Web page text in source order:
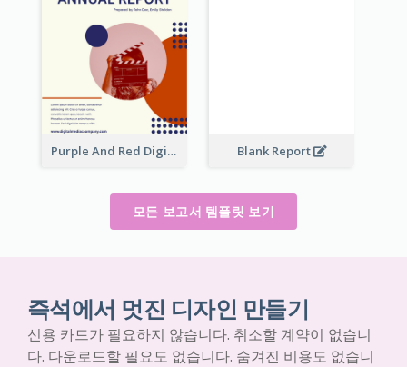
Purple And Red Digital Media Annual Report Blank Report
모든 보고서 템플릿 보기
즉석에서 멋진 디자인 만들기
신용 카드가 필요하지 않습니다. 취소할 계약이 없습니
다. 다운로드할 필요도 없습니다. 숨겨진 비용도 없습니